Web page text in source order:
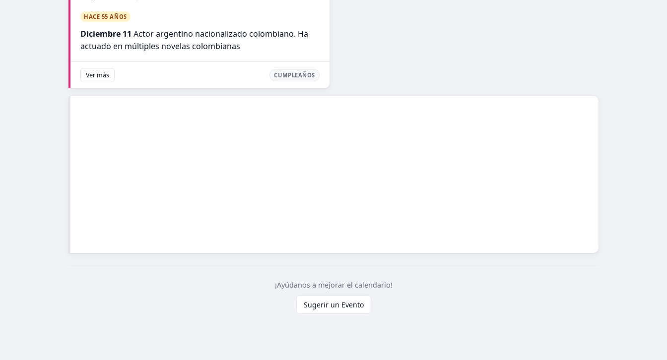
HACE 55 AÑOS
Diciembre 11 Actor argentino nacionalizado colombiano. Ha
actuado en múltiples novelas colombianas
Ver más CUMPLEAÑOS
¡Ayúdanos a mejorar el calendario!
Sugerir un Evento